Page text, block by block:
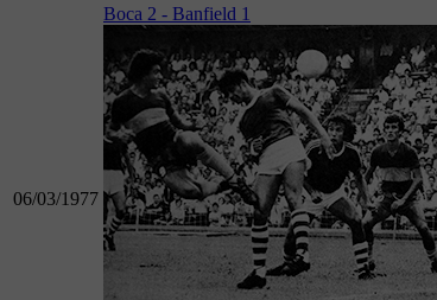
06/03/1977
Boca 2 - Banfield 1